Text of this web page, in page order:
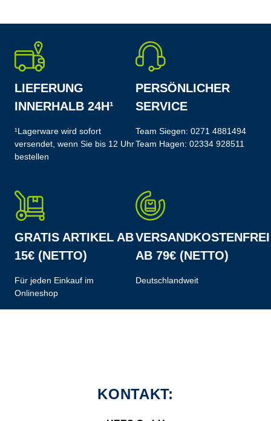
LIEFERUNG
INNERHALB 24H¹
¹Lagerware wird sofort
versendet, wenn Sie bis 12 Uhr
bestellen
PERSÖNLICHER
SERVICE
Team Siegen: 0271 4881494
Team Hagen: 02334 928511
GRATIS ARTIKEL AB
15€ (NETTO)
Für jeden Einkauf im
Onlineshop
VERSANDKOSTENFREI
AB 79€ (NETTO)
Deutschlandweit
KONTAKT: